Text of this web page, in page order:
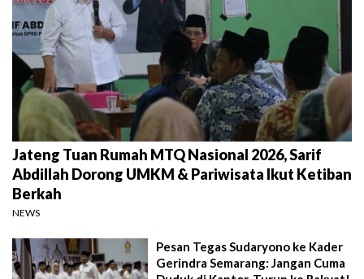
Jateng Tuan Rumah MTQ Nasional 2026, Sarif
Abdillah Dorong UMKM & Pariwisata Ikut Ketiban
Berkah
NEWS
Pesan Tegas Sudaryono ke Kader
Gerindra Semarang: Jangan Cuma